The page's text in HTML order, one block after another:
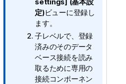
定)ビューに登録し
ます。
子レベルで、登録
済みのそのデータ
ベース接続を読み
取るために専用の
接続コンポーネン